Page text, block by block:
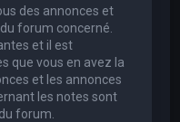
des annonces et
forum concerné.
et il est
que vous en avez la
et les annonces
les notes sont
forum.